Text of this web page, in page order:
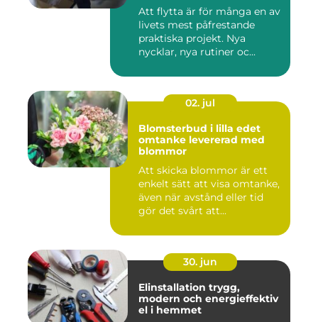
Att flytta är för många en av
livets mest påfrestande
praktiska projekt. Nya
nycklar, nya rutiner oc...
02. jul
Blomsterbud i lilla edet
omtanke levererad med
blommor
Att skicka blommor är ett
enkelt sätt att visa omtanke,
även när avstånd eller tid
gör det svårt att...
30. jun
Elinstallation trygg,
modern och energieffektiv
el i hemmet